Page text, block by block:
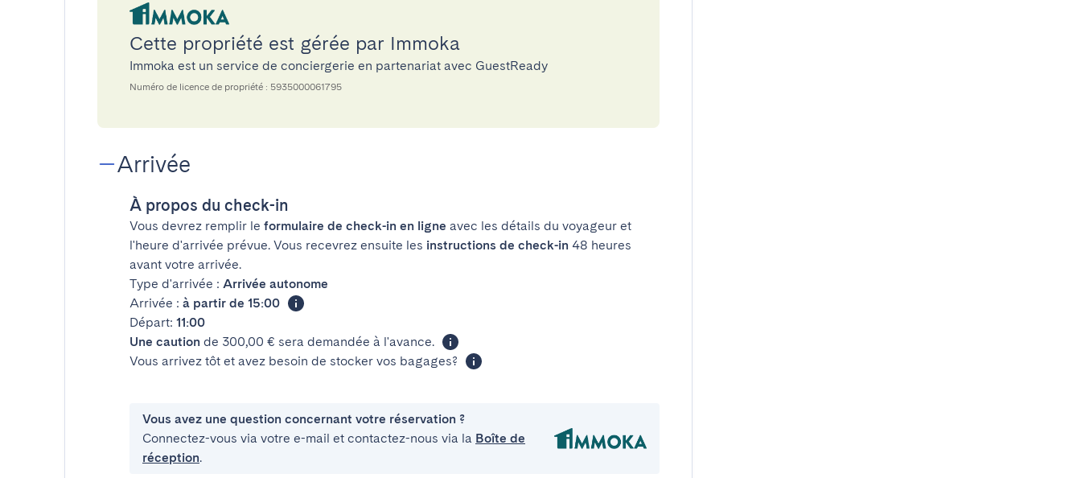
Cette propriété est gérée par Immoka
Immoka est un service de conciergerie en partenariat avec GuestReady
Numéro de licence de propriété : 5935000061795
Arrivée
À propos du check-in
Vous devrez remplir le formulaire de check-in en ligne avec les détails du voyageur et
l'heure d'arrivée prévue. Vous recevrez ensuite les instructions de check-in 48 heures
avant votre arrivée.
Type d'arrivée : Arrivée autonome
Arrivée : à partir de 15:00
Départ: 11:00
Une caution de 300,00 € sera demandée à l'avance.
Vous arrivez tôt et avez besoin de stocker vos bagages?
Vous avez une question concernant votre réservation ?
Connectez-vous via votre e-mail et contactez-nous via la Boîte de
réception.